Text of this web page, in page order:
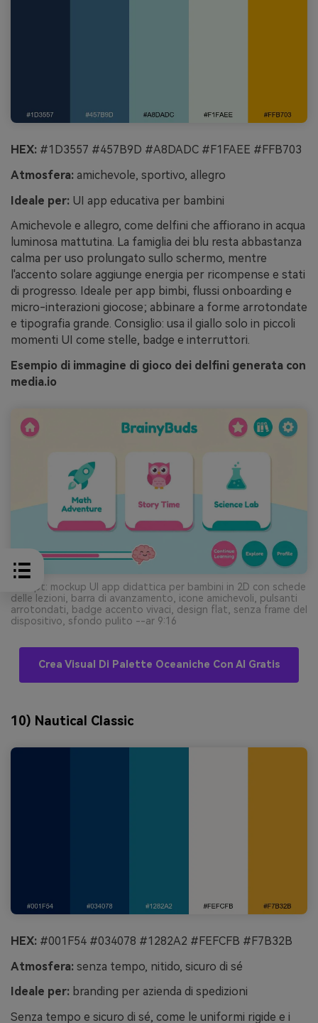
HEX: #1D3557 #457B9D #A8DADC #F1FAEE #FFB703
Atmosfera: amichevole, sportivo, allegro
Ideale per: UI app educativa per bambini
Amichevole e allegro, come delfini che affiorano in acqua
luminosa mattutina. La famiglia dei blu resta abbastanza
calma per uso prolungato sullo schermo, mentre
l'accento solare aggiunge energia per ricompense e stati
di progresso. Ideale per app bimbi, flussi onboarding e
micro-interazioni giocose; abbinare a forme arrotondate
e tipografia grande. Consiglio: usa il giallo solo in piccoli
momenti UI come stelle, badge e interruttori.
Esempio di immagine di gioco dei delfini generata con
media.io
Prompt: mockup UI app didattica per bambini in 2D con schede
delle lezioni, barra di avanzamento, icone amichevoli, pulsanti
arrotondati, badge accento vivaci, design flat, senza frame del
dispositivo, sfondo pulito --ar 9:16
Crea Visual Di Palette Oceaniche Con AI Gratis
10) Nautical Classic
HEX: #001F54 #034078 #1282A2 #FEFCFB #F7B32B
Atmosfera: senza tempo, nitido, sicuro di sé
Ideale per: branding per azienda di spedizioni
Senza tempo e sicuro di sé, come le uniformi rigide e i